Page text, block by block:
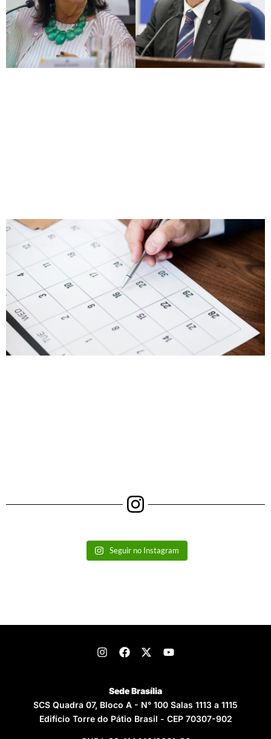
Seguir no Instagram
Sede Brasília
SCS Quadra 07, Bloco A - N° 100 Salas 1113 a 1115
Edifício Torre do Pátio Brasil - CEP 70307-902